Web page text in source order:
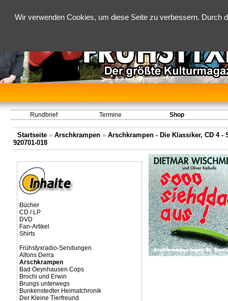
Wir verwenden Cookies, um diese Seite zu verbessern.
Rundbrief Termine Shop
Startseite» Arschkrampen» Arschkrampen - Die Klassiker, CD 4 -
920701-018
Bücher
CD / LP
DVD
Fan-Artikel
Shirts
Frühstyxradio-Sendungen
Alfons Derra
Arschkrampen
Bad Oeynhausen Cops
Brochi und Erwin
Brungs unterwegs
Bunkenstedter Heimatchronik
Der Kleine Tierfreund